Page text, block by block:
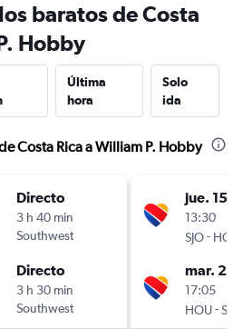
baratos de Costa
Hobby
Última
hora
Solo
ida
Costa Rica a William P. Hobby
Directo
3 h 40 min
Southwest
Directo
3 h 30 min
Southwest
jue. 15/
13:30
SJO- HOU
mar.
17:05
HOU-SJO